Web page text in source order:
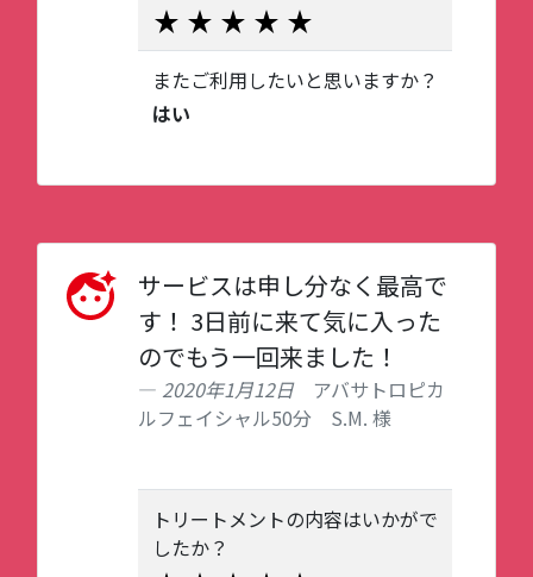
またご利用したいと思いますか？
はい
サービスは申し分なく最高で
す！ 3日前に来て気に入った
のでもう一回来ました！
2020年1月12日アバサトロピカ
ルフェイシャル50分 S.M. 様
トリートメントの内容はいかがで
したか？